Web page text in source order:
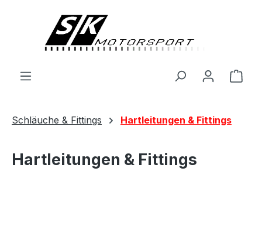
Schläuche & Fittings Hartleitungen & Fittings
Hartleitungen & Fittings